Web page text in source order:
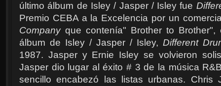
último álbum de Isley / Jasper / Isley fue
Premio CEBA a la Excelencia por un
Companyque contenía" Brother to
álbum de Isley / Jasper / Isley, Different
1987. Jasper y Ernie Isley se volvieron
Jasper dio lugar al éxito # 3 de la música
sencillo encabezó las listas urbanas. Chris